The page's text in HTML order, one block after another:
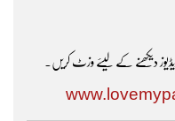
دیکھنے کے لیئے وزٹ کریں۔